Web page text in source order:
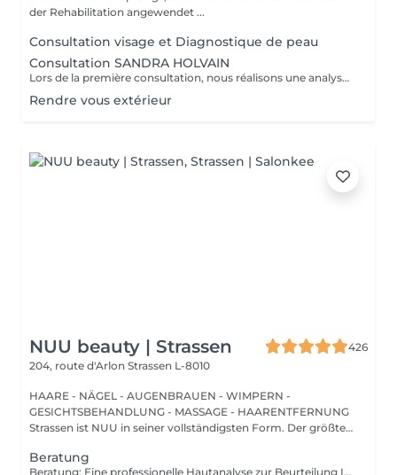
der Rehabilitation angewendet ...
Consultation visage et Diagnostique de peau
Consultation SANDRA HOLVAIN
Lors de la première consultation, nous réalisons une analyse personnalisée de votre peau et de votre routine cosmétique. Nous définissons ensuite un plan de traitement sur mesure, adapté à vos besoins et à vos objectifs.
Rendre vous extérieur
NUU beauty | Strassen
426
204, route d'Arlon Strassen L-8010
HAARE - NÄGEL - AUGENBRAUEN - WIMPERN -
GESICHTSBEHANDLUNG - MASSAGE - HAARENTFERNUNG
Strassen ist NUU in seiner vollständigsten Form. Der größte
Beratung
Beratung: Eine professionelle Hautanalyse zur Beurteilung Ihres Hautzustands, zur Besprechung Ihrer Hautbedürfnisse und zur Empfehlung der passenden Behandlungen sowie einer geeigneten Pflege für zu Hause. Beratung & Erste Behandlung: Eine professionelle Hautanalyse zur Beurteilung Ihres Hautzustands, zur Besprechung Ihrer Hautbedürfnisse und zur Empfehlung der passenden Behandlungen sowie einer geeigneten Pflege für zu Hause. Anschließend folgt eine individuell angepasste Behandlung, die auf die aktuellen Bedürfnisse Ihrer Haut abgestimmt ist. Der Preis hängt von der gewählten Behandlung ab.